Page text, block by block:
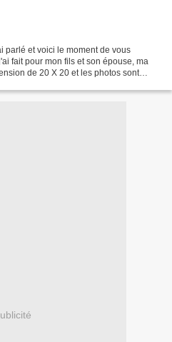
parlé et voici le moment de vous
fait pour mon fils et son épouse, ma
de 20 X 20 et les photos sont